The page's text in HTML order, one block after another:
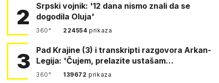
2
Srpski vojnik: '12 dana nismo znali da se
dogodila Oluja'
360° 224554prikaza
3
Pad Krajine (3) i transkripti razgovora Arkan-
Legija: 'Čujem, prelazite ustašam…
360° 139672prikaza